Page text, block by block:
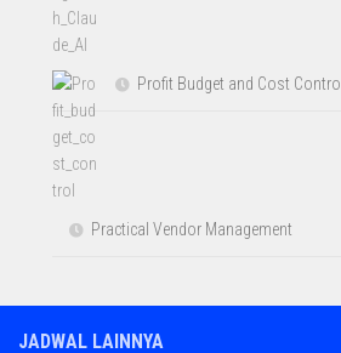
Profit Budget and Cost Control
Practical Vendor Management
JADWAL LAINNYA